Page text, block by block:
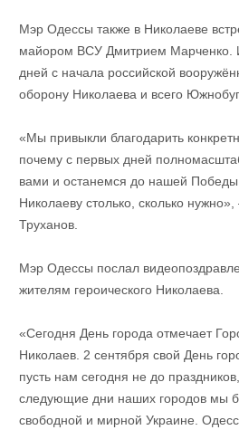
Мэр Одессы также в Николаеве
майором ВСУ Дмитрием Марченко.
дней с начала российской
оборону Николаева и всего
«Мы привыкли благодарить
почему с первых дней
вами и останемся до нашей
Николаеву столько, сколько
Труханов.
Мэр Одессы послал
жителям героического Николаева.
«Сегодня День города отмечает
Николаев. 2 сентября свой День
пусть нам сегодня не до
следующие дни наших городов мы
свободной и мирной Украине.